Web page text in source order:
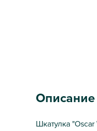
Описание
Шкатулка